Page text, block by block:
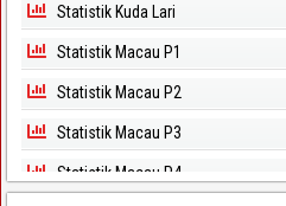
Statistik Kuda Lari
Statistik Macau P1
Statistik Macau P2
Statistik Macau P3
Statistik Macau P4